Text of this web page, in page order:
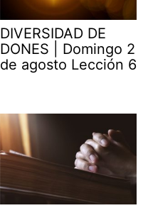
DIVERSIDAD DE
DONES | Domingo 2
de agosto Lección 6